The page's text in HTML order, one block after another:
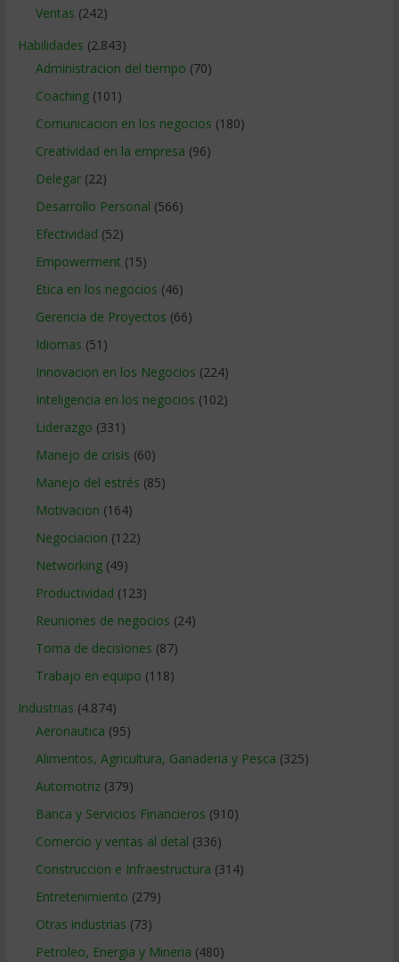
Ventas (242)
Habilidades (2.843)
Administracion del tiempo (70)
Coaching(101)
Comunicacion en los negocios (180)
Creatividad en la empresa (96)
Delegar(22)
Desarrollo Personal (566)
Efectividad (52)
Empowerment (15)
Etica en los negocios (46)
Gerencia de Proyectos (66)
Idiomas (51)
Innovacion en los Negocios (224)
Inteligencia en los negocios (102)
Liderazgo (331)
Manejo de crisis (60)
Manejo del estrés (85)
Motivacion (164)
Negociacion (122)
Networking(49)
Productividad (123)
Reuniones de negocios (24)
Toma de decisiones (87)
Trabajo en equipo (118)
Industrias (4.874)
Aeronautica (95)
Alimentos, Agricultura, Ganaderia y Pesca (325)
Automotriz(379)
Banca y Servicios Financieros (910)
Comercio y ventas al detal (336)
Construccion e Infraestructura (314)
Entretenimiento (279)
Otras industrias (73)
Petroleo, Energia y Mineria (480)